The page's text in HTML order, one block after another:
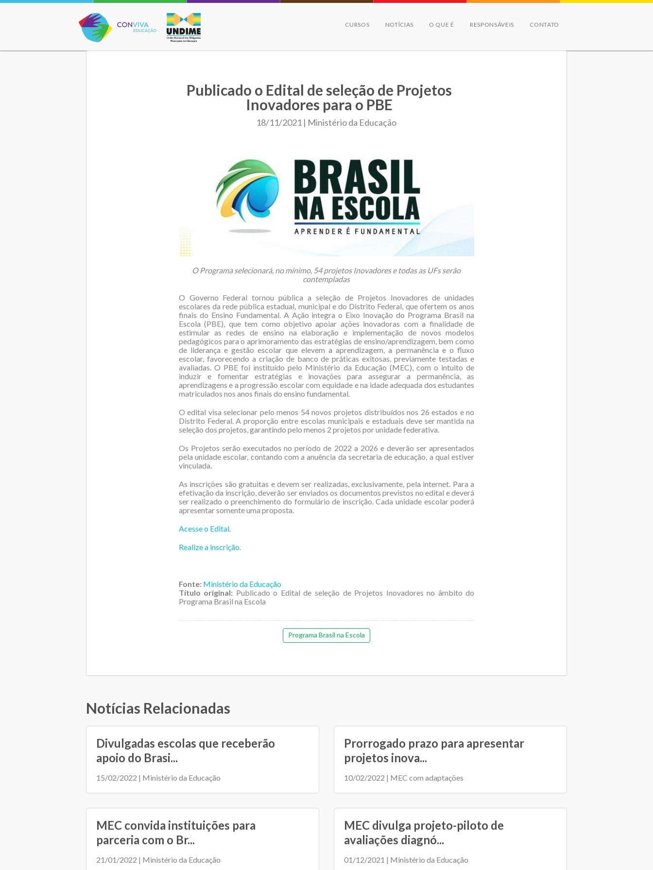
Conviva Educação
CURSOS NOTÍCIAS O QUE É RESPONSÁVEIS CONTATO
Publicado o Edital de seleção de Projetos
Inovadores para o PBE
18/11/2021 | Ministério da Educação
O Programa selecionará, no mínimo, 54 projetos Inovadores e todas as UFs serão
contempladas
O Governo Federal tornou pública a seleção de Projetos Inovadores de unidades
escolares da rede pública estadual, municipal e do Distrito Federal, que ofertem os anos
finais do Ensino Fundamental. A Ação integra o Eixo Inovação do Programa Brasil na
Escola (PBE), que tem como objetivo apoiar ações inovadoras com a finalidade de
estimular as redes de ensino na elaboração e implementação de novos modelos
pedagógicos para o aprimoramento das estratégias de ensino/aprendizagem, bem como
de liderança e gestão escolar que elevem a aprendizagem, a permanência e o fluxo
escolar, favorecendo a criação de banco de práticas exitosas, previamente testadas e
avaliadas. O PBE foi instituído pelo Ministério da Educação (MEC), com o intuito de
induzir e fomentar estratégias e inovações para assegurar a permanência, as
aprendizagens e a progressão escolar com equidade e na idade adequada dos estudantes
matriculados nos anos finais do ensino fundamental.
O edital visa selecionar pelo menos 54 novos projetos distribuídos nos 26 estados e no
Distrito Federal. A proporção entre escolas municipais e estaduais deve ser mantida na
seleção dos projetos, garantindo pelo menos 2 projetos por unidade federativa.
Os Projetos serão executados no período de 2022 a 2026 e deverão ser apresentados
pela unidade escolar, contando com a anuência da secretaria de educação, a qual estiver
vinculada.
As inscrições são gratuitas e devem ser realizadas, exclusivamente, pela internet. Para a
efetivação da inscrição, deverão ser enviados os documentos previstos no edital e deverá
ser realizado o preenchimento do formulário de inscrição. Cada unidade escolar poderá
apresentar somente uma proposta.
Acesse o Edital.
Realize a inscrição.
Fonte: Ministério da Educação
Título original: Publicado o Edital de seleção de Projetos Inovadores no âmbito do
Programa Brasil na Escola
Programa Brasil na Escola
Notícias Relacionadas
Divulgadas escolas que receberão
apoio do Brasi...
15/02/2022 | Ministério da Educação
Prorrogado prazo para apresentar
projetos inova...
10/02/2022 | MEC com adaptações
MEC convida instituições para
parceria com o Br...
21/01/2022 | Ministério da Educação
MEC divulga projeto-piloto de
avaliações diagnó...
01/12/2021 | Ministério da Educação